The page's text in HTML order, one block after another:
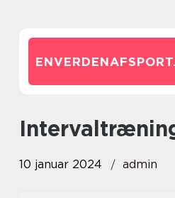
ENVERDENAFSPORT.
10 januar 2024 admin